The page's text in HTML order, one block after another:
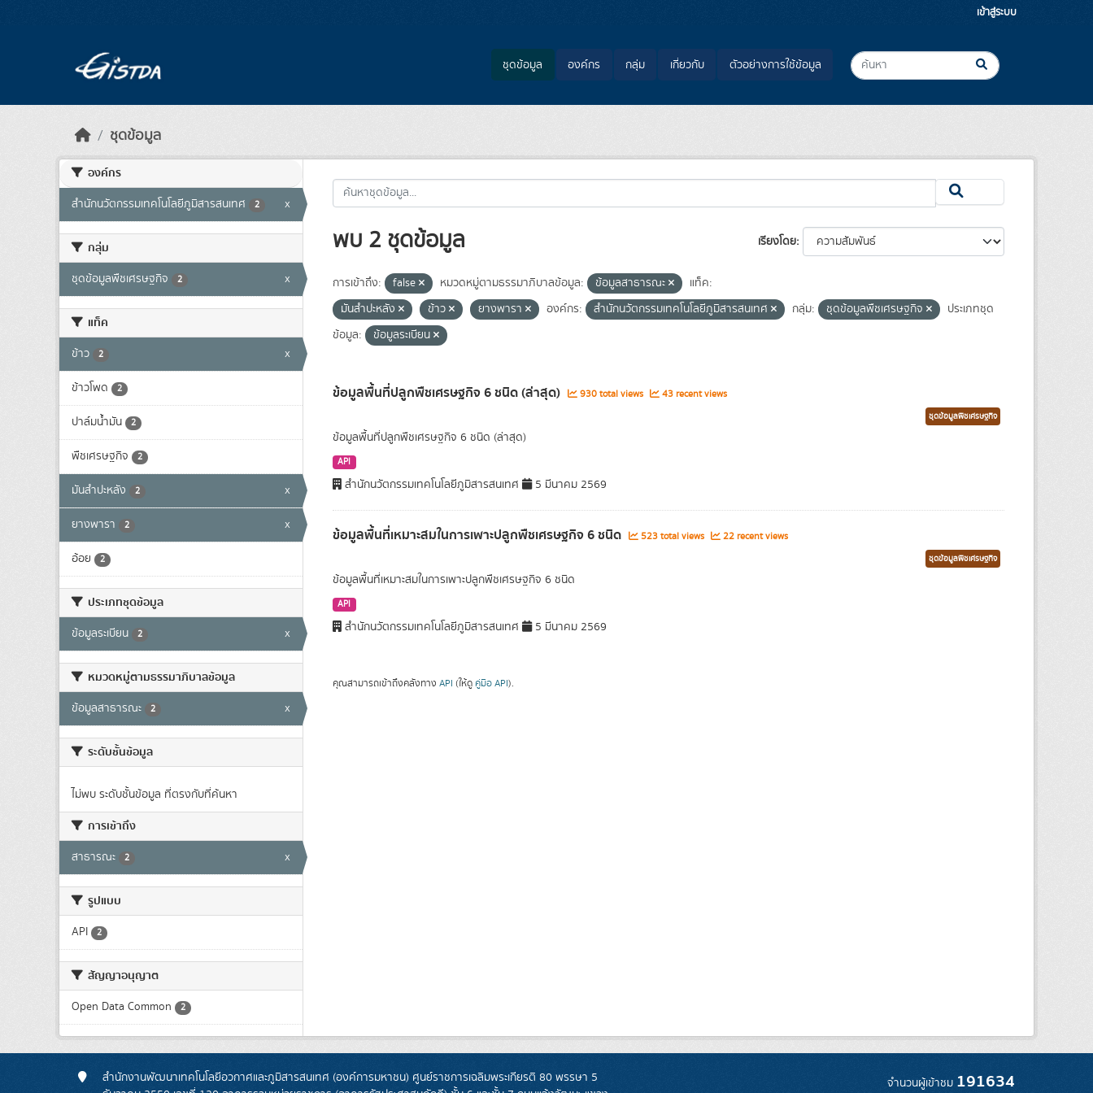
เข้าสู่ระบบ
ชุดข้อมูล องค์กร กลุ่ม เกี่ยวกับ ตัวอย่างการใช้ข้อมูล
ชุดข้อมูล
องค์กร
สำนักนวัตกรรมเทคโนโลยีภูมิสารสนเทศ 2 x
กลุ่ม
ชุดข้อมูลพืชเศรษฐกิจ 2 x
แท็ค
ข้าว 2 x
ข้าวโพด 2
ปาล์มน้ำมัน 2
พืชเศรษฐกิจ 2
มันสำปะหลัง 2 x
ยางพารา 2 x
อ้อย 2
ประเภทชุดข้อมูล
ข้อมูลระเบียน 2 x
หมวดหมู่ตามธรรมาภิบาลข้อมูล
ข้อมูลสาธารณะ 2 x
ระดับชั้นข้อมูล
ไม่พบ ระดับชั้นข้อมูล ที่ตรงกับที่ค้นหา
การเข้าถึง
สาธารณะ 2 x
รูปแบบ
API 2
สัญญาอนุญาต
Open Data Common 2
เรียงโดย
พบ 2 ชุดข้อมูล
การเข้าถึง: false หมวดหมู่ตามธรรมาภิบาลข้อมูล: ข้อมูลสาธารณะ
แท็ค:
มันสำปะหลัง
ข้าว ยางพารา องค์กร: สำนักนวัตกรรมเทคโนโลยีภูมิสารสนเทศ กลุ่ม: ชุดข้อมูลพืชเศรษฐกิจ
ประเภทชุด
ข้อมูล:
ข้อมูลระเบียน
ข้อมูลพื้นที่ปลูกพืชเศรษฐกิจ 6 ชนิด (ล่าสุด) 930 total views 43 recent views
ชุดข้อมูลพืชเศรษฐกิจ
ข้อมูลพื้นที่ปลูกพืชเศรษฐกิจ 6 ชนิด (ล่าสุด)
API
สำนักนวัตกรรมเทคโนโลยีภูมิสารสนเทศ 5 มีนาคม 2569
ข้อมูลพื้นที่เหมาะสมในการเพาะปลูกพืชเศรษฐกิจ 6 ชนิด 523 total views 22 recent views
ชุดข้อมูลพืชเศรษฐกิจ
ข้อมูลพื้นที่เหมาะสมในการเพาะปลูกพืชเศรษฐกิจ 6 ชนิด
API
สำนักนวัตกรรมเทคโนโลยีภูมิสารสนเทศ 5 มีนาคม 2569
คุณสามารถเข้าถึงคลังทาง API (ให้ดู คู่มือ API).
สำนักงานพัฒนาเทคโนโลยีอวกาศและภูมิสารสนเทศ (องค์การมหาชน) ศูนย์ราชการเฉลิมพระเกียรติ 80 พรรษา 5
จำนวนผู้เข้าชม 191634